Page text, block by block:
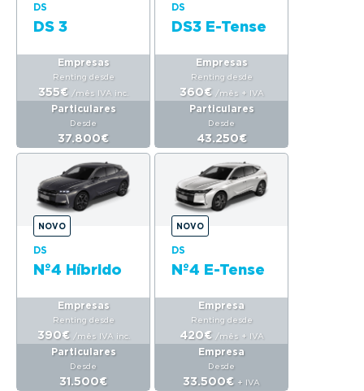
DS
DS 3
Particulares
Desde
37.800€
Empresas
Renting desde
355€ /mês IVA inc.
DS
DS3 E-Tense
Particulares
Desde
43.250€
Empresas
Renting desde
360€ /mês + IVA
NOVO
DS
Nº4 Híbrido
Particulares
Desde
31.500€
Empresas
Renting desde
390€ /mês IVA inc.
NOVO
DS
Nº4 E-Tense
Empresa
Desde
33.500€ + IVA
Empresa
Renting desde
420€ /mês + IVA